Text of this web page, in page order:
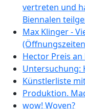
vertreten und
Biennalen
Max Klinger -
Hector Preis an
Untersuchung:
Künstlerliste
Produktion.
wow! Woven?